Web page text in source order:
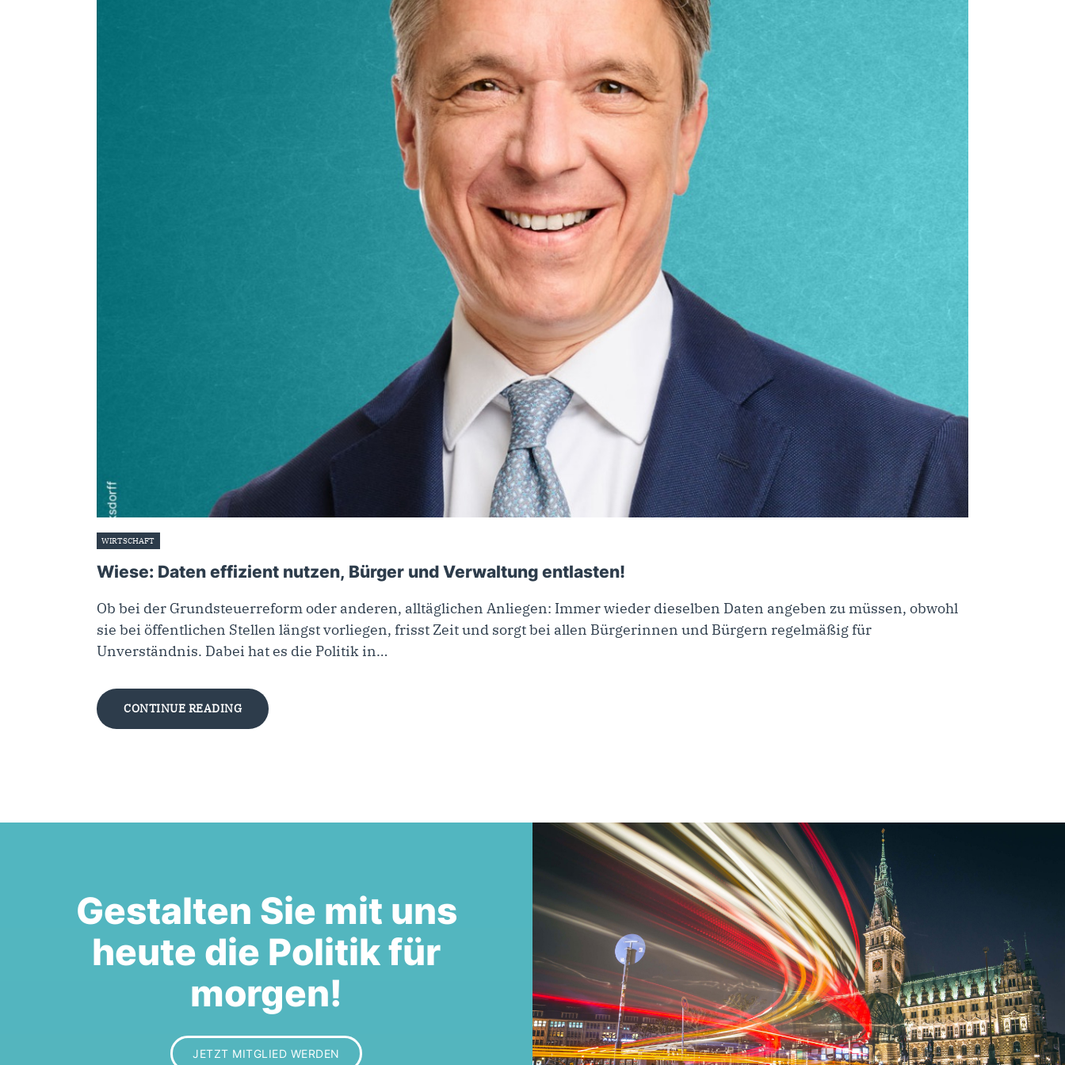
WIRTSCHAFT
Wiese: Daten effizient nutzen, Bürger und Verwaltung entlasten!
Ob bei der Grundsteuerreform oder anderen, alltäglichen Anliegen: Immer wieder dieselben Daten angeben zu müssen, obwohl
sie bei öffentlichen Stellen längst vorliegen, frisst Zeit und sorgt bei allen Bürgerinnen und Bürgern regelmäßig für
Unverständnis. Dabei hat es die Politik in…
CONTINUE READING
Gestalten Sie mit uns
heute die Politik für
morgen!
JETZT MITGLIED WERDEN